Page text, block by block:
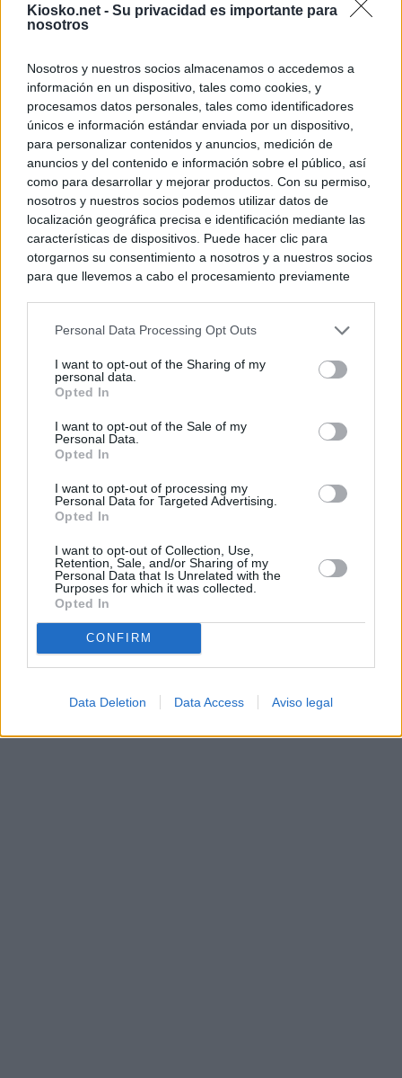
Kiosko.net - Su privacidad es importante para
nosotros
Nosotros y nuestros socios almacenamos o accedemos a
información en un dispositivo, tales como cookies, y
procesamos datos personales, tales como identificadores
únicos e información estándar enviada por un dispositivo,
para personalizar contenidos y anuncios, medición de
anuncios y del contenido e información sobre el público, así
como para desarrollar y mejorar productos. Con su permiso,
nosotros y nuestros socios podemos utilizar datos de
localización geográfica precisa e identificación mediante las
características de dispositivos. Puede hacer clic para
otorgarnos su consentimiento a nosotros y a nuestros socios
para que llevemos a cabo el procesamiento previamente
negar su consentimiento. Tenga en cuenta que algún
de su consentimiento, pero usted tiene el derecho de
rechazar tal procesamiento. Sus preferencias se aplicarán
cualquier momento entrando de nuevo en este sitio web o
visitando nuestra política de privacidad.
Personal Data Processing Opt Outs
I want to opt-out of the Sharing of my
personal data.
Opted In
I want to opt-out of the Sale of my
Personal Data.
Opted In
I want to opt-out of processing my
Personal Data for Targeted Advertising.
Opted In
I want to opt-out of Collection, Use,
Retention, Sale, and/or Sharing of my
Personal Data that Is Unrelated with the
Purposes for which it was collected.
Opted In
CONFIRM
Data Deletion Data Access Aviso legal